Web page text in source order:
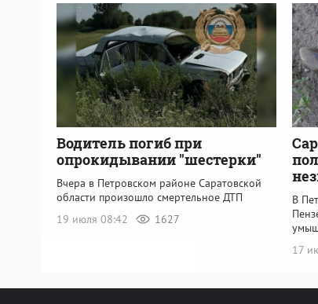
Водитель погиб при
опрокидывании "шестерки"
Вчера в Петровском районе Саратовской
области произошло смертельное ДТП
19 июля 08:42
1627
В
17